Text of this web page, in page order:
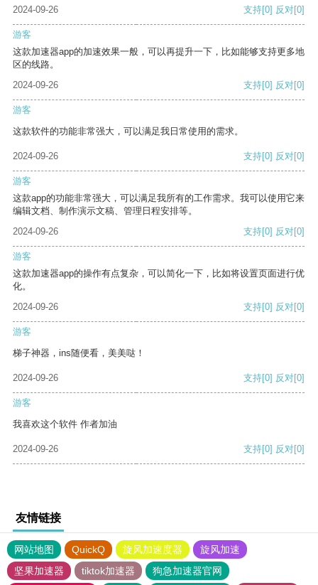
2024-09-26
支持[0] 反对[0]
游客
这款加速器app的加速效果一般，可以再提升一下，比如能够支持更多地
区的线路。
2024-09-26
支持[0] 反对[0]
游客
这款软件的功能非常强大，可以满足我日常使用的需求。
2024-09-26 支持[0] 反对[0]
游客
这款app的功能非常强大，可以满足我所有的工作需求。我可以使用它来
编辑文档、制作演示文稿、管理日程安排等。
2024-09-26
支持[0] 反对[0]
游客
这款加速器app的操作有点复杂，可以简化一下，比如将设置页面进行优
化。
2024-09-26
支持[0] 反对[0]
游客
梯子神器，ins随便看，美美哒！
2024-09-26 支持[0] 反对[0]
游客
我喜欢这个软件 作者加油
2024-09-26 支持[0] 反对[0]
友情链接
网站地图 QuickQ 旋风加速度器
旋风加速
坚果加速器
tiktok加速器 狗急加速器官网